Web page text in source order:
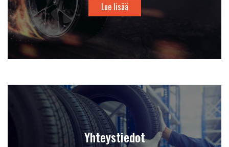
Lue lisää
Yhteystiedot